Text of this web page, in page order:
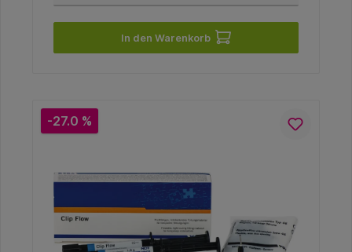
In den Warenkorb
-27.0 %